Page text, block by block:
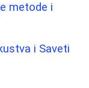
metode i
i Saveti